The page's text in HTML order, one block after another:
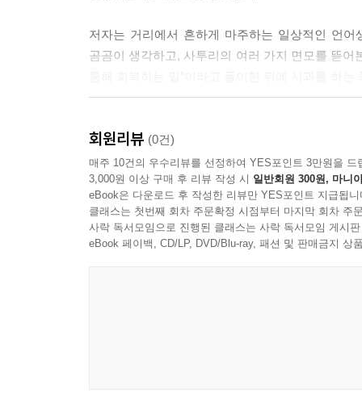
‘큰아버지/작은아버지’로, 어머니 항렬은 모두 ‘큰
게 낡은 제도와 작별을 고할 준비를 해야 한다. 그
사전에 올랐다. 그러나 그 아빠를 가리키는 단어
수가 아니다. 사전 편찬자는 아무도 쓰지 않는 단
--- p.237
저자는 거리에서 흔하게 마주하는 일상적인 언
곰곰이 생각하고, 사투리의 여러 가지 면모를 뜯
언어는 감정, 논리, 맥락 등을 늘 달고 다니는데
둘러싼 것들의 이야기가 담겨 있다.
‘삼팔따라지, 마카오 신사, 꼬방동네’ 등 사라진
일본어 어휘에서는 꼬여 있는 한일 관계를 포착한
회원리뷰 (0건)
매주 10건의 우수리뷰를 선정하여 YES포인트 3만원을 드
3,000원 이상 구매 후 리뷰 작성 시 일반회원 300원, 마니
eBook은 다운로드 후 작성한 리뷰만 YES포인트 지급됩니
클래스는 첫번째 회차 주문확정 시점부터 마지막 회차 주
사락 독서모임으로 진행된 클래스는 사락 독서모임 게시
eBook 페이백, CD/LP, DVD/Blu-ray, 패션 및 판매금지 상